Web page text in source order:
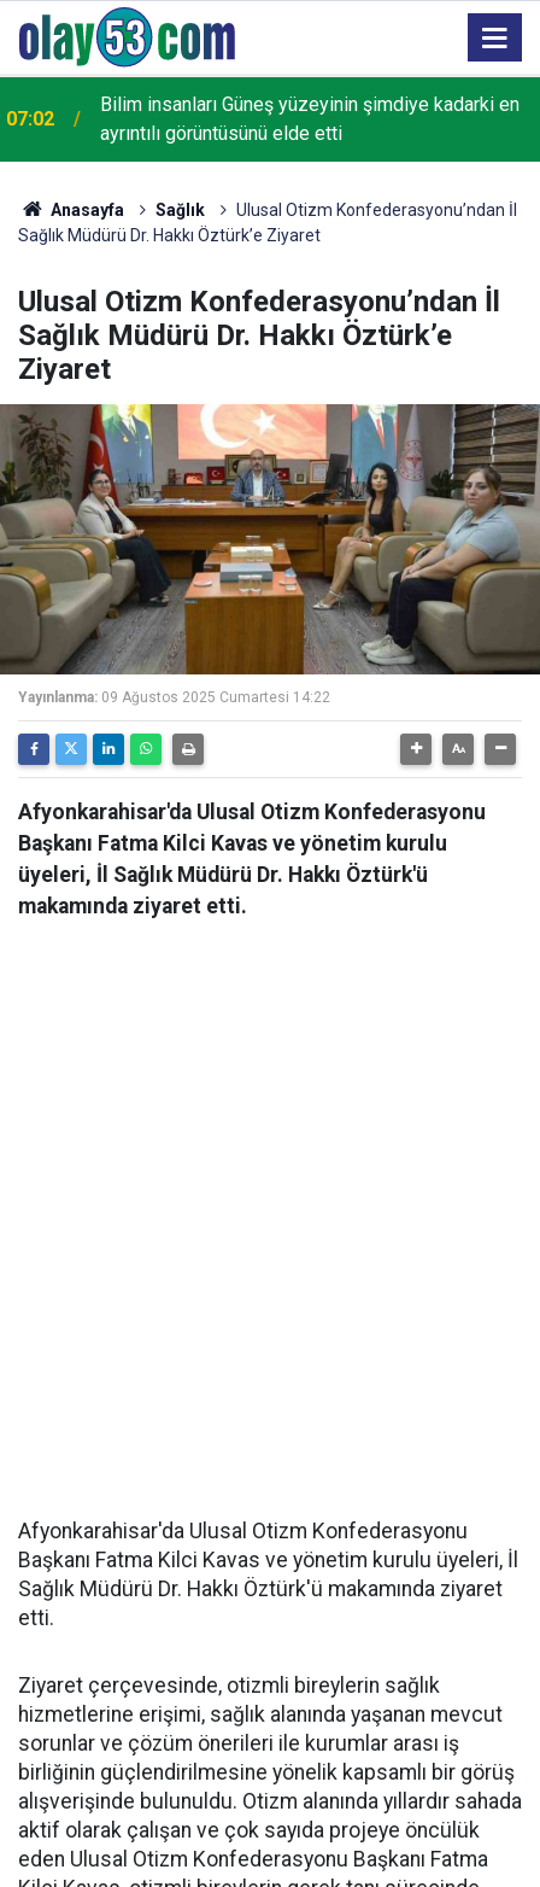
06:00 Beşiktaş Çekya'dan İstanbul'a avantajlı dönüyor
Anasayfa Sağlık
Ulusal Otizm Konfederasyonu’ndan İl
Sağlık Müdürü Dr. Hakkı Öztürk’e Ziyaret
Ulusal Otizm Konfederasyonu’ndan İl
Sağlık Müdürü Dr. Hakkı Öztürk’e
Ziyaret
Yayınlanma: 09 Ağustos 2025 Cumartesi 14:22
Afyonkarahisar'da Ulusal Otizm Konfederasyonu
Başkanı Fatma Kilci Kavas ve yönetim kurulu
üyeleri, İl Sağlık Müdürü Dr. Hakkı Öztürk'ü
makamında ziyaret etti.
Afyonkarahisar'da Ulusal Otizm Konfederasyonu
Başkanı Fatma Kilci Kavas ve yönetim kurulu üyeleri, İl
Sağlık Müdürü Dr. Hakkı Öztürk'ü makamında ziyaret
etti.
Ziyaret çerçevesinde, otizmli bireylerin sağlık
hizmetlerine erişimi, sağlık alanında yaşanan mevcut
sorunlar ve çözüm önerileri ile kurumlar arası iş
birliğinin güçlendirilmesine yönelik kapsamlı bir görüş
alışverişinde bulunuldu. Otizm alanında yıllardır sahada
aktif olarak çalışan ve çok sayıda projeye öncülük
eden Ulusal Otizm Konfederasyonu Başkanı Fatma